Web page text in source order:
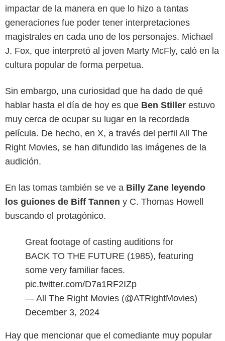
impactar de la manera en que lo hizo a tantas
generaciones fue poder tener interpretaciones
magistrales en cada uno de los personajes. Michael
J. Fox, que interpretó al joven Marty McFly, caló en la
cultura popular de forma perpetua.
Sin embargo, una curiosidad que ha dado de qué
hablar hasta el día de hoy es que Ben Stiller estuvo
muy cerca de ocupar su lugar en la recordada
película. De hecho, en X, a través del perfil All The
Right Movies, se han difundido las imágenes de la
audición.
En las tomas también se ve a Billy Zane leyendo
los guiones de Biff Tannen y C. Thomas Howell
buscando el protagónico.
Great footage of casting auditions for
BACK TO THE FUTURE (1985), featuring
some very familiar faces.
pic.twitter.com/D7a1RF2IZp
— All The Right Movies (@ATRightMovies)
December 3, 2024
Hay que mencionar que el comediante muy popular